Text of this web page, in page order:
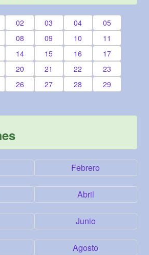
02 03 04
05
08 09 10
11
14 15 16
17
20 21 22
23
26 27 28 29
Febrero
Abril
Junio
Agosto